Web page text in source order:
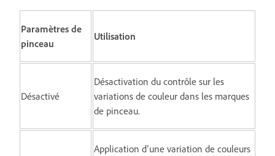
Paramètres de
pinceau
Utilisation
Désactivé
Désactivation du contrôle sur les
variations de couleur dans les marques
de pinceau.
Application d’une variation de couleurs